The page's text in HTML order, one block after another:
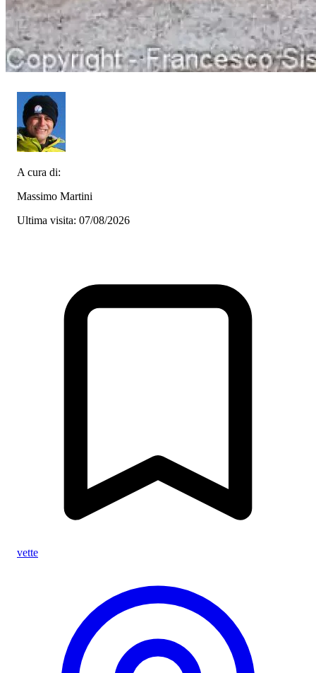
A cura di:
Massimo Martini
Ultima visita: 07/08/2026
vette